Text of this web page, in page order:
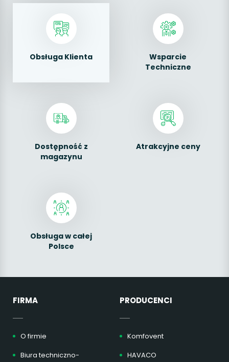
Obsługa Klienta
Wsparcie
Techniczne
Dostępność z
magazynu
Atrakcyjne ceny
Obsługa w całej
Polsce
FIRMA
O firmie
Biura techniczno-
PRODUCENCI
Komfovent
HAVACO